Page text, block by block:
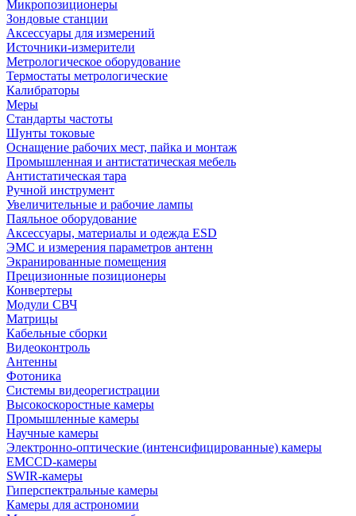
Микропозиционеры
Зондовые станции
Аксессуары для измерений
Источники-измерители
Метрологическое оборудование
Термостаты метрологические
Калибраторы
Меры
Стандарты частоты
Шунты токовые
Оснащение рабочих мест, пайка и монтаж
Промышленная и антистатическая мебель
Антистатическая тара
Ручной инструмент
Увеличительные и рабочие лампы
Паяльное оборудование
Аксессуары, материалы и одежда ESD
ЭМС и измерения параметров антенн
Экранированные помещения
Прецизионные позиционеры
Конвертеры
Модули СВЧ
Матрицы
Кабельные сборки
Видеоконтроль
Антенны
Фотоника
Cистемы видеорегистрации
Высокоскоростные камеры
Промышленные камеры
Научные камеры
Электронно-оптические (интенсифицированные) камеры
EMCCD-камеры
SWIR-камеры
Гиперспектральные камеры
Камеры для астрономии